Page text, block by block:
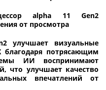
alpha 11 Gen2
от просмотра
улучшает визуальные
благодаря потрясающим
ИИ воспринимают
что улучшает качество
впечатлений от